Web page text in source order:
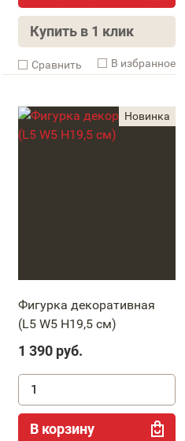
Купить в 1 клик
Cравнить В избранное
Фигурка декоративная
(L5 W5 H19,5 см)
1 390 руб.
В корзину